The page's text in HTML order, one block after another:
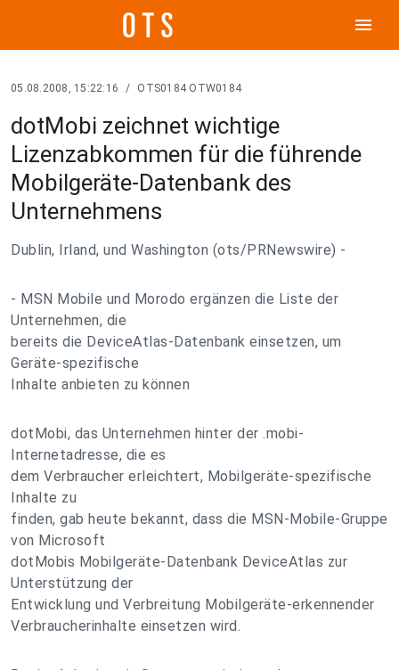
menu
05.08.2008, 15:22:16 / OTS0184 OTW0184
dotMobi zeichnet wichtige
Lizenzabkommen für die führende
Mobilgeräte-Datenbank des
Unternehmens
Dublin, Irland, und Washington (ots/PRNewswire) -
- MSN Mobile und Morodo ergänzen die Liste der
Unternehmen, die
bereits die DeviceAtlas-Datenbank einsetzen, um
Geräte-spezifische
Inhalte anbieten zu können
dotMobi, das Unternehmen hinter der .mobi-
Internetadresse, die es
dem Verbraucher erleichtert, Mobilgeräte-spezifische
Inhalte zu
finden, gab heute bekannt, dass die MSN-Mobile-Gruppe
von Microsoft
dotMobis Mobilgeräte-Datenbank DeviceAtlas zur
Unterstützung der
Entwicklung und Verbreitung Mobilgeräte-erkennender
Verbraucherinhalte einsetzen wird.